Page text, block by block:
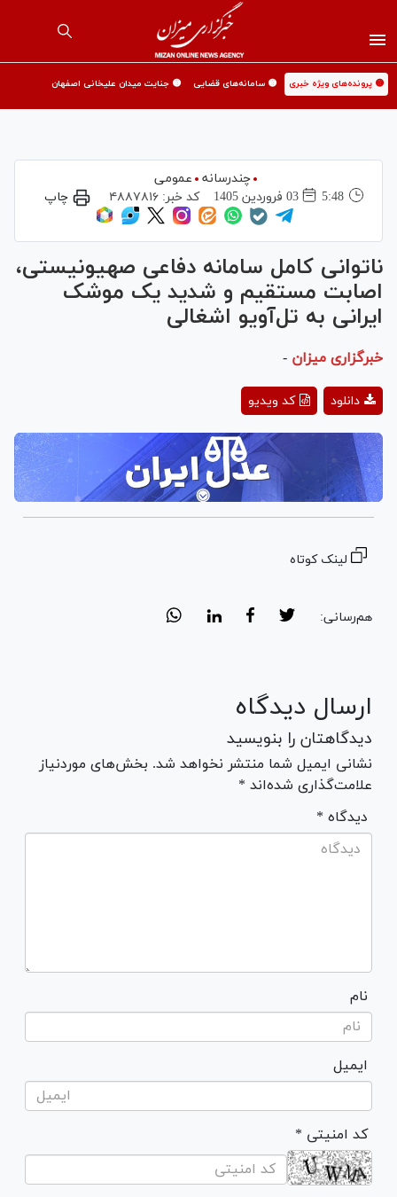
🟡 پرونده‌های ویژه خبری 🟡 سامانه‌های قضایی 🟡 جنایت میدان علیخانی اصفهان
چندرسانه
عمومی
5:48
03 فروردين 1405 کد خبر: ۴۸۸۷۸۱۶ چاپ
ناتوانی کامل سامانه دفاعی صهیونیستی،
اصابت مستقیم و شدید یک موشک
ایرانی به تل‌آویو اشغالی
خبرگزاری میزان -
Play
Video
کد ویدیو دانلود
لینک کوتاه
هم‌رسانی:
ارسال دیدگاه
دیدگاهتان را بنویسید
نشانی ایمیل شما منتشر نخواهد شد. بخش‌های موردنیاز
علامت‌گذاری شده‌اند *
* دیدگاه
نام
ایمیل
* کد امنیتی